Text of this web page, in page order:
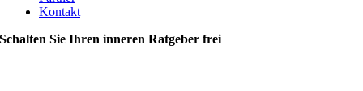
Kontakt
Schalten Sie Ihren inneren Ratgeber frei